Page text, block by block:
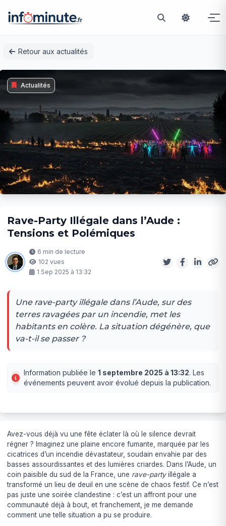
Retour aux actualités
Actualités
Rave-Party Illégale dans l’Aude :
Tensions et Polémiques
6 min de lecture
102 vues
1 Sep 2025 à 13:32
Une rave-party illégale dans l’Aude, sur des
terres ravagées par un incendie, met les
habitants en colère. La situation dégénère, que
va-t-il se passer ?
Information publiée le1 septembre 2025 à 13:32. Les
événements peuvent avoir évolué depuis la publication.
Avez-vous déjà vu une fête éclater là où le silence devrait
régner ? Imaginez une plaine encore fumante, marquée par les
cicatrices d’un incendie dévastateur, soudain envahie par des
basses assourdissantes et des lumières criardes. Dans l’Aude, un
coin paisible du sud de la France, une rave-partyillégale a
transformé un lieu de deuil en une scène de chaos festif. Ce n’est
pas juste une soirée clandestine : c’est un affront pour une
communauté déjà à bout, et franchement, je me demande
comment une telle situation a pu se produire.